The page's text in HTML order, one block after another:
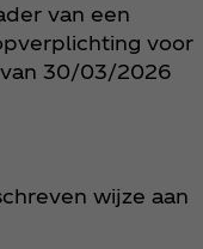
van een
voor
30/03/2026
wijze aan